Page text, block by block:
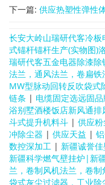
下一篇: 供应热塑性弹性
长安大岭山瑞研代客冷
式锚杆锚杆生产(实物图)
瑞研代客五金电器除漆
法兰，通风法兰，卷扁铁
MW型脉动回转反吹袋式
链条 | 电缆固定选远固
浴别墅酒楼饭店新风通
斗式提升机料斗 | 供应
冲除尘器 | 供应天益 |
数控深加工 | 新疆诚誉
新疆科学燃气壁挂炉|新
兰，卷制风机法兰，卷制
袋式灰尘过滤器，工业除